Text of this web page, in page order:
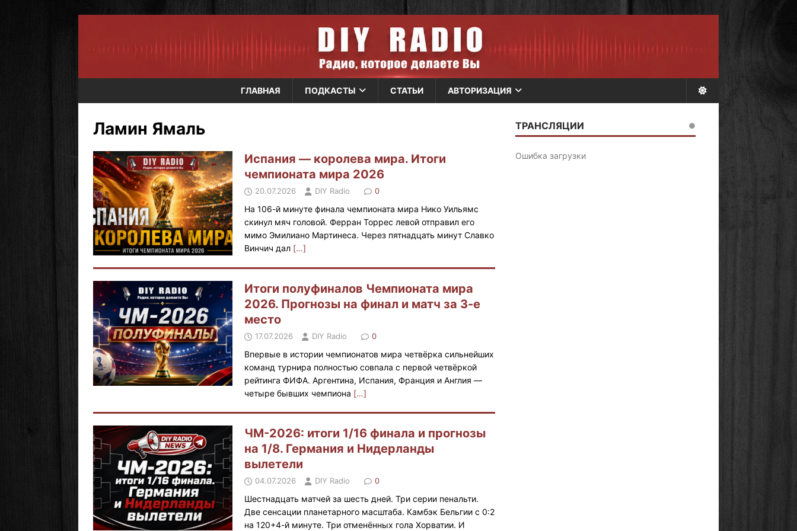
ГЛАВНАЯ ПОДКАСТЫ СТАТЬИ АВТОРИЗАЦИЯ
Ламин Ямаль
Испания — королева мира. Итоги
чемпионата мира 2026
20.07.2026 DIY Radio 0
На 106-й минуте финала чемпионата мира Нико Уильямс
скинул мяч головой. Ферран Торрес левой отправил его
мимо Эмилиано Мартинеса. Через пятнадцать минут Славко
Винчич дал […]
Итоги полуфиналов Чемпионата мира
2026. Прогнозы на финал и матч за 3-е
место
17.07.2026 DIY Radio 0
Впервые в истории чемпионатов мира четвёрка сильнейших
команд турнира полностью совпала с первой четвёркой
рейтинга ФИФА. Аргентина, Испания, Франция и Англия —
четыре бывших чемпиона […]
ЧМ-2026: итоги 1/16 финала и прогнозы
на 1/8. Германия и Нидерланды
вылетели
04.07.2026 DIY Radio 0
Шестнадцать матчей за шесть дней. Три серии пенальти.
Две сенсации планетарного масштаба. Камбэк Бельгии с 0:2
на 120+4-й минуте. Три отменённых гола Хорватии. И